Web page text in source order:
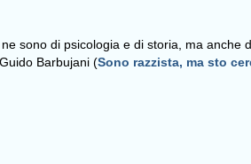
sono di psicologia e di storia, ma
Barbujani (Sono razzista, ma sto